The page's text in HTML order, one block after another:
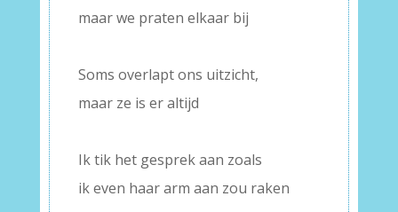
maar we praten elkaar bij
Soms overlapt ons uitzicht,
maar ze is er altijd
Ik tik het gesprek aan zoals
ik even haar arm aan zou raken